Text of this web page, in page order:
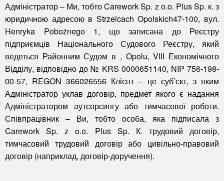
Адміністратор– Ми, тобто Carework Sp. z o.o. Plus Sp. к. з
юридичною адресою в Strzelcach Opolskich47-100, вул.
Henryka Pobożnego 1, що записана до Реєстру
підприємців Національного Судового Реєстру, який
ведеться Районним Судом в , Opolu, VIII Економічного
Відділу, відповідно до № KRS 0000651140, NIP 756-198-
00-57, REGON 366026556 Клієнт – це суб’єкт, з яким
Адміністратор уклав договір, предмет якого є надання
Адміністратором аутсорсингу або тимчасової роботи.
Співпрацівник – Ви, тобто особа, яка підписала з
Carework Sp. z o.o. Plus Sp. К. трудовий договір,
тимчасовий трудовий договір або цивільно-правовий
договір (наприклад, договір-доручення).